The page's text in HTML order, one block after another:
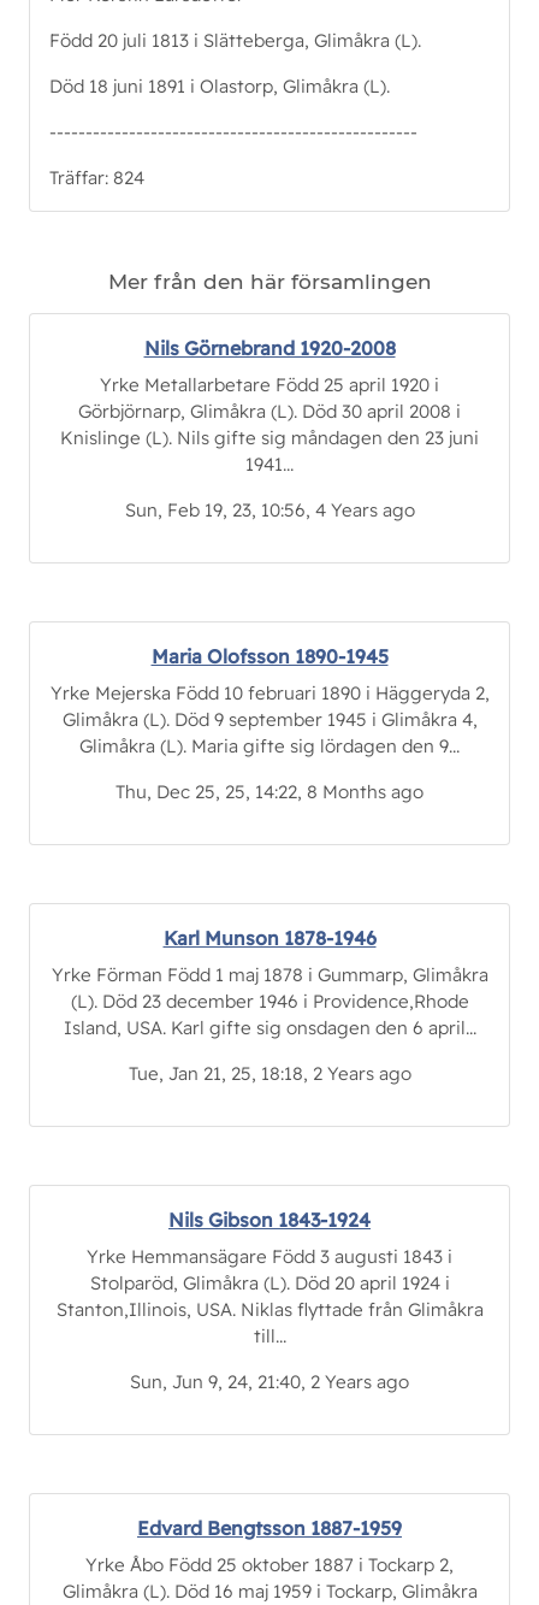
Född 20 juli 1813 i Slätteberga, Glimåkra (L).
Död 18 juni 1891 i Olastorp, Glimåkra (L).
---------------------------------------------------
Träffar: 824
Mer från den här församlingen
Nils Görnebrand 1920-2008
Yrke Metallarbetare Född 25 april 1920 i
Görbjörnarp, Glimåkra (L). Död 30 april 2008 i
Knislinge (L). Nils gifte sig måndagen den 23 juni
1941...
Sun, Feb 19, 23, 10:56, 4 Years ago
Maria Olofsson 1890-1945
Yrke Mejerska Född 10 februari 1890 i Häggeryda 2,
Glimåkra (L). Död 9 september 1945 i Glimåkra 4,
Glimåkra (L). Maria gifte sig lördagen den 9...
Thu, Dec 25, 25, 14:22, 8 Months ago
Karl Munson 1878-1946
Yrke Förman Född 1 maj 1878 i Gummarp, Glimåkra
(L). Död 23 december 1946 i Providence,Rhode
Island, USA. Karl gifte sig onsdagen den 6 april...
Tue, Jan 21, 25, 18:18, 2 Years ago
Nils Gibson 1843-1924
Yrke Hemmansägare Född 3 augusti 1843 i
Stolparöd, Glimåkra (L). Död 20 april 1924 i
Stanton,Illinois, USA. Niklas flyttade från Glimåkra
till...
Sun, Jun 9, 24, 21:40, 2 Years ago
Edvard Bengtsson 1887-1959
Yrke Åbo Född 25 oktober 1887 i Tockarp 2,
Glimåkra (L). Död 16 maj 1959 i Tockarp, Glimåkra